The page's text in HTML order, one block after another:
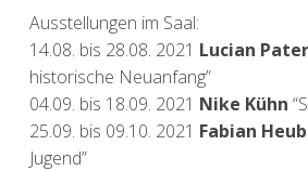
Ausstellungen im Saal:
14.08. bis 28.08. 2021 Lucian
historische Neuanfang”
04.09. bis 18.09. 2021 Nike Kühn
25.09. bis 09.10. 2021 Fabian
Jugend”